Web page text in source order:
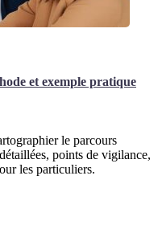
et exemple pratique
le parcours
points de vigilance,
les particuliers.